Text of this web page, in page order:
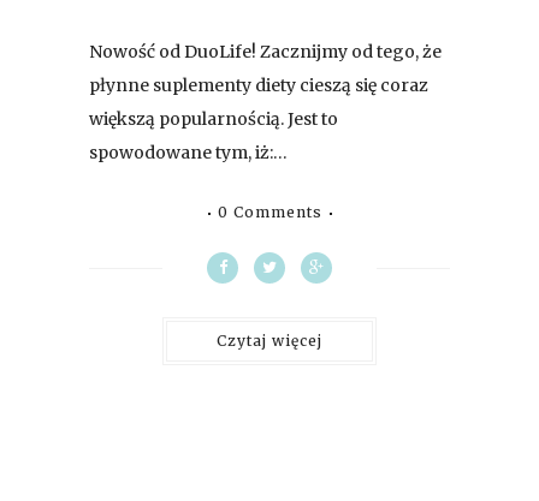
Nowość od DuoLife! Zacznijmy od tego, że
płynne suplementy diety cieszą się coraz
większą popularnością. Jest to
spowodowane tym, iż:…
0 Comments
Czytaj więcej